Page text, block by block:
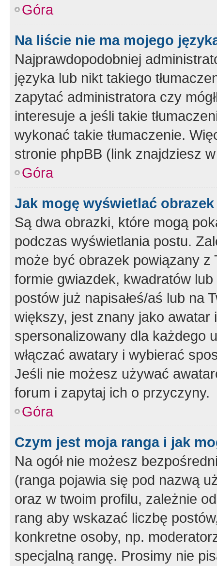
Góra
Na liście nie ma mojego
Najprawdopodobniej
języka lub nikt takiego
zapytać administratora czy
interesuje a jeśli takie
wykonać takie tłumaczenie.
stronie phpBB (link znajdziesz
Góra
Jak mogę wyświetlać
Są dwa obrazki, które mogą
podczas wyświetlania postu.
może być obrazek powiązany z
formie gwiazdek, kwadratów
postów już napisałeś/aś lub na
większy, jest znany jako
spersonalizowany dla każdego
włączać awatary i wybierać
Jeśli nie możesz używać
forum i zapytaj ich o przyczyny.
Góra
Czym jest moja ranga i jak
Na ogół nie możesz
(ranga pojawia się pod nazwą
oraz w twoim profilu, zależnie
rang aby wskazać liczbę
konkretne osoby, np.
specjalną rangę. Prosimy nie